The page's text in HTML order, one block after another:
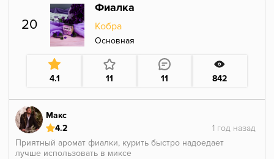
буду добавлять какую-нибудь малину или клубнику,
чтобы заполнить эту дыру.
Чаша Облако Флоу
20
Фиалка
Кобра
Основная
4.1 11 11 842
Макс
4.2
Приятный аромат фиалки, курить быстро надоедает
лучше использовать в миксе